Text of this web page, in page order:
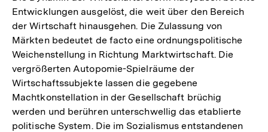
Entwicklungen ausgelöst, die weit über den Bereich
der Wirtschaft hinausgehen. Die Zulassung von
Märkten bedeutet de facto eine ordnungspolitische
Weichenstellung in Richtung Marktwirtschaft. Die
vergrößerten Autopomie-Spielräume der
Wirtschaftssubjekte lassen die gegebene
Machtkonstellation in der Gesellschaft brüchig
werden und berühren unterschwellig das etablierte
politische System. Die im Sozialismus entstandenen